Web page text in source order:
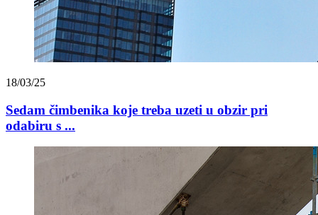
18/03/25
Sedam čimbenika koje treba uzeti u obzir pri
odabiru s ...